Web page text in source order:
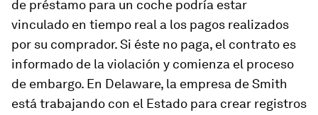
de préstamo para un coche podría estar
vinculado en tiempo real a los pagos realizados
por su comprador. Si éste no paga, el contrato es
informado de la violación y comienza el proceso
de embargo. En Delaware, la empresa de Smith
está trabajando con el Estado para crear registros